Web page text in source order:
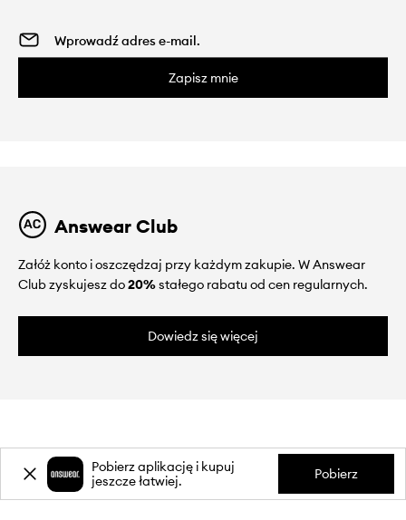
Zapisz mnie
Answear Club
Załóż konto i oszczędzaj przy każdym zakupie. W Answear
Club zyskujesz do20%stałego rabatu od cen regularnych.
Dowiedz się więcej
O NAS
Pobierz aplikację i kupuj
jeszcze łatwiej.
Pobierz